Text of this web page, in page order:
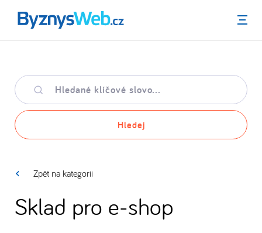
Menu
Hledané
klíčové
slovo
Hledej
Zpět na kategorii
Sklad pro e-shop